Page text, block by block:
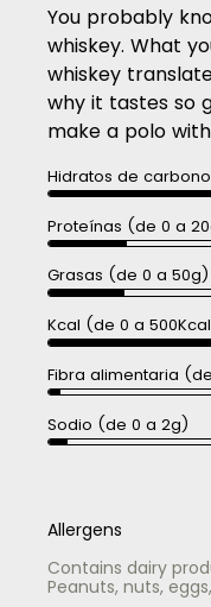
You probably
whiskey. What
whiskey
why it tastes so
make a polo
Hidratos de
Proteínas (de 0 a
Grasas (de 0 a 50g)
Kcal (de 0 a
Fibra alimentaria
Sodio (de 0 a 2g)
Allergens
Contains dairy
Peanuts, nuts,